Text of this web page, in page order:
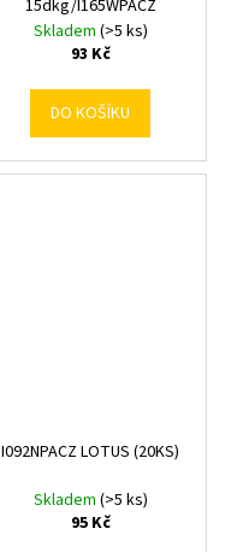
15dkg/I165WPACZ
Skladem (>5 ks)
93 Kč
DO KOŠÍKU
I092NPACZ LOTUS (20KS)
Skladem (>5 ks)
95 Kč